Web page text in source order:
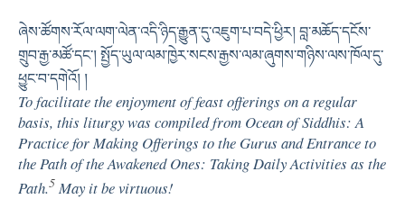
ཞེས་ཚོགས་རོལ་ལག་ལེན་འདི་ཉིད་རྒྱུན་དུ་འཇུག་པ་བདེ་ཕྱིར། བླ་མཆོད་དངོས་
གྲུབ་རྒྱ་མཚོ་དང་། སྤྱོད་ཡུལ་ལམ་ཁྱེར་སངས་རྒྱས་ལམ་ཞུགས་གཉིས་ལས་ཁོལ་དུ་
ཕྱུང་བ་དགེའོ། །
To facilitate the enjoyment of feast offerings on a regular
basis, this liturgy was compiled from Ocean of Siddhis: A
Practice for Making Offerings to the Gurus andEntrance to
the Path of the Awakened Ones: Taking Daily Activities as the
Path.5 May it be virtuous!